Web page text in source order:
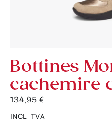
Bottines
cachemire
134,95 €
INCL. TVA